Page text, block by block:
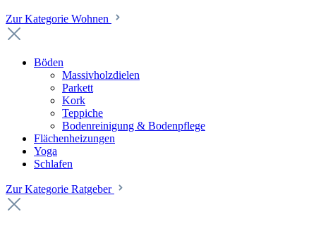
Zur Kategorie Wohnen
Böden
Massivholzdielen
Parkett
Kork
Teppiche
Bodenreinigung & Bodenpflege
Flächenheizungen
Yoga
Schlafen
Zur Kategorie Ratgeber